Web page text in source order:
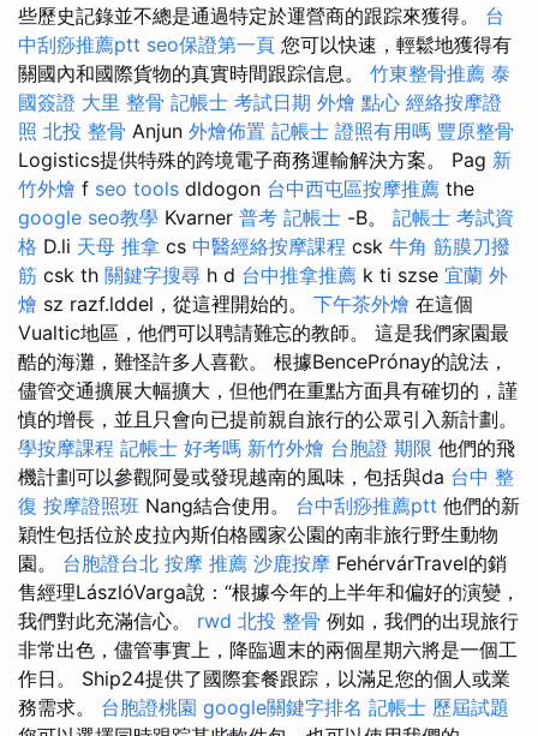
些歷史記錄並不總是通過特定於運營商的跟踪來獲得。 台
中刮痧推薦ptt seo保證第一頁 您可以快速，輕鬆地獲得有
關國內和國際貨物的真實時間跟踪信息。 竹東整骨推薦 泰
國簽證 大里 整骨 記帳士 考試日期 外燴 點心 經絡按摩證
照 北投 整骨 Anjun 外燴佈置 記帳士 證照有用嗎 豐原整骨
Logistics提供特殊的跨境電子商務運輸解決方案。 Pag 新
竹外燴 f seo tools dldogon 台中西屯區按摩推薦 the
google seo教學 Kvarner 普考 記帳士 -B。 記帳士 考試資
格 D.li 天母 推拿 cs 中醫經絡按摩課程 csk 牛角 筋膜刀撥
筋 csk th 關鍵字搜尋 h d 台中推拿推薦 k ti szse 宜蘭 外
燴 sz razf.lddel，從這裡開始的。 下午茶外燴 在這個
Vualtic地區，他們可以聘請難忘的教師。 這是我們家園最
酷的海灘，難怪許多人喜歡。 根據BencePrónay的說法，
儘管交通擴展大幅擴大，但他們在重點方面具有確切的，謹
慎的增長，並且只會向已提前親自旅行的公眾引入新計劃。
學按摩課程 記帳士 好考嗎 新竹外燴 台胞證 期限 他們的飛
機計劃可以參觀阿曼或發現越南的風味，包括與da 台中 整
復 按摩證照班 Nang結合使用。 台中刮痧推薦ptt 他們的新
穎性包括位於皮拉內斯伯格國家公園的南非旅行野生動物
園。 台胞證台北 按摩 推薦 沙鹿按摩 FehérvárTravel的銷
售經理LászlóVarga說：“根據今年的上半年和偏好的演變，
我們對此充滿信心。 rwd 北投 整骨 例如，我們的出現旅行
非常出色，儘管事實上，降臨週末的兩個星期六將是一個工
作日。 Ship24提供了國際套餐跟踪，以滿足您的個人或業
務需求。 台胞證桃園 google關鍵字排名 記帳士 歷屆試題